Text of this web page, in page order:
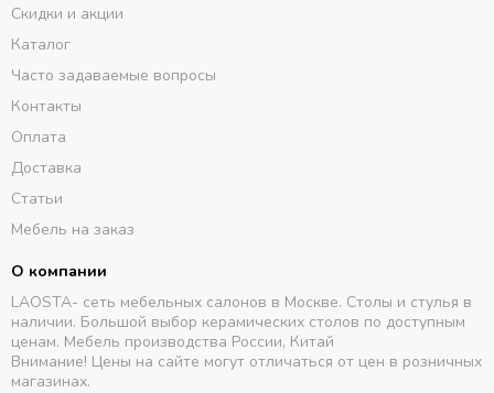
Скидки и акции
Каталог
Часто задаваемые вопросы
Контакты
Оплата
Доставка
Статьи
Мебель на заказ
О компании
LAOSTA- сеть мебельных салонов в Москве. Столы и стулья в
наличии. Большой выбор керамических столов по доступным
ценам. Мебель производства России, Китай
Внимание! Цены на сайте могут отличаться от цен в розничных
магазинах.